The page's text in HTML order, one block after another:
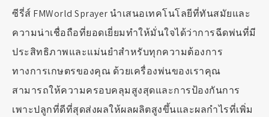
ซีรี่ส์ FMWorld Sprayer นำเสนอเทคโนโลยีที่ทันสมัยและ
ความน่าเชื่อถือที่ยอดเยี่ยมทำให้มั่นใจได้ว่าการฉีดพ่นที่มี
ประสิทธิภาพและแม่นยำสำหรับทุกความต้องการ
ทางการเกษตรของคุณ ด้วยเครื่องพ่นของเราคุณ
สามารถให้ความครอบคลุมสูงสุดและการป้องกันการ
เพาะปลูกที่ดีที่สุดส่งผลให้ผลผลิตสูงขึ้นและผลกำไรที่เพิ่ม